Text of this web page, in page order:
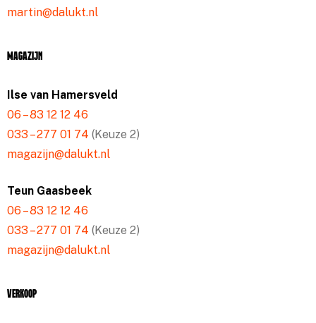
martin@dalukt.nl
Magazijn
Ilse van Hamersveld
06 – 83 12 12 46
033 – 277 01 74 (Keuze 2)
magazijn@dalukt.nl
Teun Gaasbeek
06 – 83 12 12 46
033 – 277 01 74 (Keuze 2)
magazijn@dalukt.nl
Verkoop